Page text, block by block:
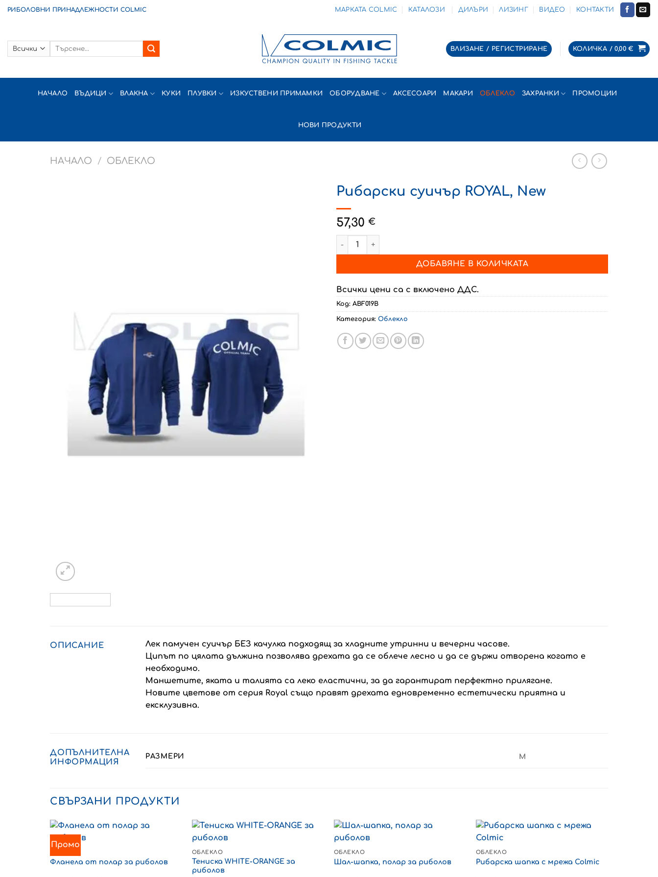
SkipРИБОЛОВНИ ПРИНАДЛЕЖНОСТИ COLMIC МАРКАТА COLMIC КАТАЛОЗИ ДИЛЪРИ ЛИЗИНГ ВИДЕО КОНТАКТИ
Търсене
ВЛИЗАНЕ / РЕГИСТРИРАНЕ КОЛИЧКА /0,00€
НАЧАЛО ВЪДИЦИ ВЛАКНА КУКИ ПЛУВКИ ИЗКУСТВЕНИ ПРИМАМКИ ОБОРУДВАНЕ АКСЕСОАРИ МАКАРИ ОБЛЕКЛО ЗАХРАНКИ ПРОМОЦИИ
НОВИ ПРОДУКТИ
НАЧАЛО / ОБЛЕКЛО
Рибарски суичър ROYAL, New
57,30 €
количество за Рибарски суичър ROYAL, New
ДОБАВЯНЕ В КОЛИЧКАТА
Всички цени са с включено ДДС.
Код: ABF019B
Категория: Облекло
ОПИСАНИЕ
Лек памучeн суичър БЕЗ качулка подходящ за хладните утринни и вечерни часове.
Ципът по цялата дължина позволява дрехата да се облече лесно и да се държи отворена когато е
необходимо.
Маншетите, яката и талията са леко еластични, за да гарантират перфектно прилягане.
Новите цветове от серия Royal също правят дрехата едновременно естетически приятна и
ексклузивна.
ДОПЪЛНИТЕЛНА
ИНФОРМАЦИЯ
РАЗМЕРИ M
СВЪРЗАНИ ПРОДУКТИ
Промо
Фланела от полар за риболов
ОБЛЕКЛО
Тениска WHITE-ORANGE за
риболов
ОБЛЕКЛО
Шал-шапка, полар за риболов
ОБЛЕКЛО
Рибарска шапка с мрежа Colmic